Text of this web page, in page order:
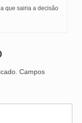
que sairia a decisão
Campos